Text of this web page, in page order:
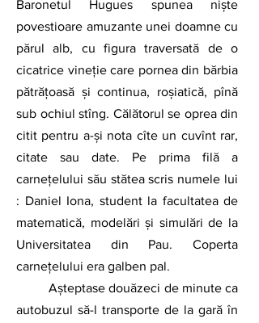
Baronetul Hugues spunea niște
povestioare amuzante unei doamne cu
părul alb, cu figura traversată de o
cicatrice vineție care pornea din bărbia
pătrățoasă și continua, roșiatică, pînă
sub ochiul stîng. Călătorul se oprea din
citit pentru a-și nota cîte un cuvînt rar,
citate sau date. Pe prima filă a
carnețelului său stătea scris numele lui
: Daniel Iona, student la facultatea de
matematică, modelări și simulări de la
Universitatea din Pau. Coperta
carnețelului era galben pal.
Așteptase douăzeci de minute ca
autobuzul să-l transporte de la gară în